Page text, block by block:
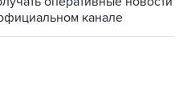
канале